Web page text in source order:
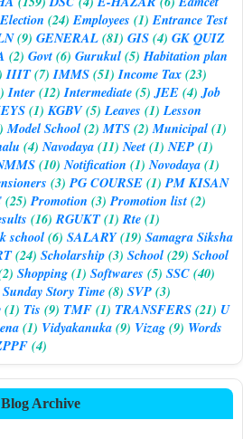
Election (24) Employees (1) Entrance Test
(9) GENERAL(81) GIS(4) GK QUIZ
(2) Govt(6) Gurukul(5) Habitation plan
IIIT(7) IMMS(51) Income Tax(23)
Inter(12) Intermediate(5) JEE(4) Job
(1) KGBV(5) Leaves (1) Lesson
Model School(2) MTS(2) Municipal(1)
(4) Navodaya(11) Neet(1) NEP(1)
(10) Notification (1) Novodaya(1)
(3) PG COURSE(1) PM KISAN
(25) Promotion (3) Promotion list(2)
(16) RGUKT(1) Rte(1)
school(6) SALARY(19) Samagra Siksha
(24) Scholarship(3) School(29) School
Shopping(1) Softwares (5) SSC(40)
Sunday Story Time(8) SVP(3)
(1) Tis (9) TMF(1) TRANSFERS(21) U
(1) Vidyakanuka(9) Vizag(9) Words
(4)
Blog Archive